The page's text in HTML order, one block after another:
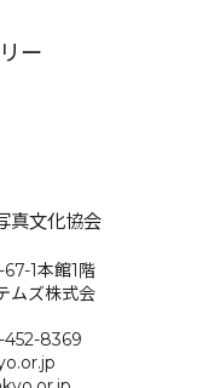
ー
文化協会
1本館1階
ムズ株式会
8369